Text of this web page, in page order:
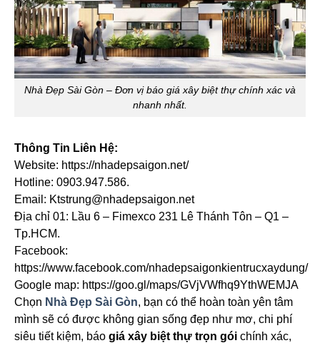
Nhà Đẹp Sài Gòn – Đơn vị báo giá xây biệt thự chính xác và
nhanh nhất.
Thông Tin Liên Hệ:
Website: https://nhadepsaigon.net/
Hotline: 0903.947.586.
Email: Ktstrung@nhadepsaigon.net
Địa chỉ 01: Lầu 6 – Fimexco 231 Lê Thánh Tôn – Q1 –
Tp.HCM.
Facebook:
https://www.facebook.com/nhadepsaigonkientrucxaydung/
Google map: https://goo.gl/maps/GVjVWfhq9YthWEMJA
Chọn Nhà Đẹp Sài Gòn, bạn có thể hoàn toàn yên tâm
mình sẽ có được không gian sống đẹp như mơ, chi phí
siêu tiết kiệm, báo giá xây biệt thự trọn gói chính xác,